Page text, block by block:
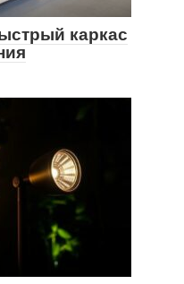
каркас